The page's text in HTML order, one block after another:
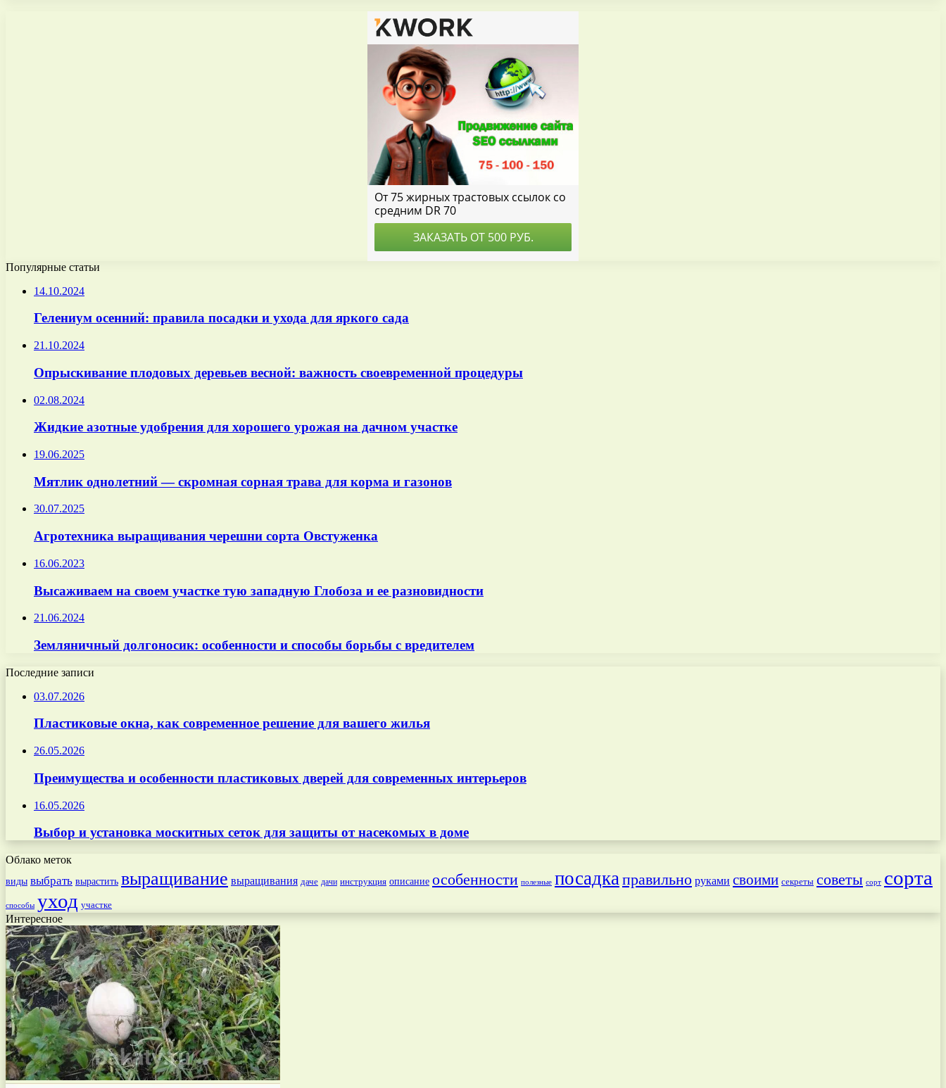
Популярные статьи
14.10.2024
Гелениум осенний: правила посадки и ухода для яркого сада
21.10.2024
Опрыскивание плодовых деревьев весной: важность своевременной процедуры
02.08.2024
Жидкие азотные удобрения для хорошего урожая на дачном участке
19.06.2025
Мятлик однолетний — скромная сорная трава для корма и газонов
30.07.2025
Агротехника выращивания черешни сорта Овстуженка
16.06.2023
Высаживаем на своем участке тую западную Глобоза и ее разновидности
21.06.2024
Земляничный долгоносик: особенности и способы борьбы с вредителем
Последние записи
03.07.2026
Пластиковые окна, как современное решение для вашего жилья
26.05.2026
Преимущества и особенности пластиковых дверей для современных интерьеров
16.05.2026
Выбор и установка москитных сеток для защиты от насекомых в доме
Облако меток
виды выбрать вырастить выращивание выращивания даче дачи инструкция описание особенности полезные посадкаправильно руками своими секреты советы сорт сорта
способы уход участке
Интересное